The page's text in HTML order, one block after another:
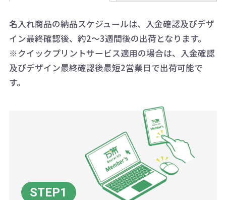
AM10:00～PM5:00（土・日・祝日を
除く平日）
一方、数量が少なく一定数に満たな
い場合は、単価計算ではなく、印刷
代の基本料金を一式頂戴する場合が
ございます。
商品や印刷方法によって異なります
ので、予めご了承ください。
例：200個未満（1式：18,000円）
200個~499個の場合：42円（1個
当たり）
お急ぎの場合、ご相談ください。最
大限努力いたします。
詳細はこちらご確認ください。
配送について
名入れ商品の納品スケジュールは、入金確認及びデザ
イン最終確認後、約2～3週間後の出荷となります。
※クイックプリントサービス適用の場合は、入金確認
及びデザイン最終確認後最短2営業日で出荷可能で
す。